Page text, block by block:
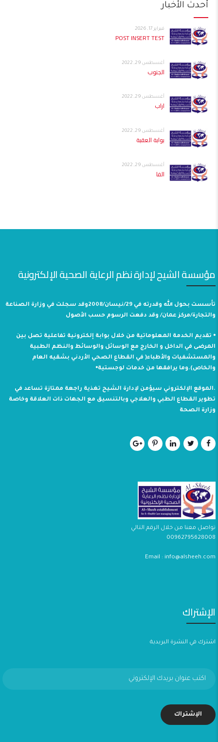
أحدث الأخبار
فبراير 17, 2026
POST INSERT TEST
أغسطس 29, 2022
الجنوب
أغسطس 29, 2022
اراب
أغسطس 29, 2022
بوابة العقبة
أغسطس 29, 2022
الفا
مؤسسة الشيح لإدارة نظم الرعاية الصحية الإلكترونية
تأسست بحول الله وقدرته في 29/نيسان/2008وقد سجلت في وزارة الصناعة
والتجارة/مركز عمان/ وقد دفعت الرسوم حسب الأصول
⦁ تقديم الخدمة المعلوماتية من خلال بوابة إلكترونية تفاعلية تصل بين
المرضى في الداخل و الخارج مع الوسائل والوسائط والنظم الطبية
والمستشفيات والأطباء( في القطاع الصحي الأردني بشقيه العام
والخاص).وما يرافقها من خدمات لوجستية⦁
.الموقع الإلكتروني سيؤمن لإدارة الشيح تغذية راجعة ممتازة تساعد في
تطوير القطاع الطبي والعلاجي وبالتنسيق مع الجهات ذات العلاقة وخاصة
وزارة الصحة
تواصل معنا من خلال الرقم التالي
00962795628008
Email : info@alsheeh.com
الإشتراك
اشترك في النشرة البريدية